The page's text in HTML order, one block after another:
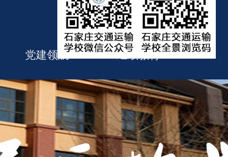
党建领航 继续教育